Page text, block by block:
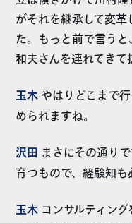
がそれを継承して変
た。もっと前で言う
和夫さんを連れてきて
玉木 やはりどこまで
められますね。
沢田 まさにその通り
育つもので、経験知も
玉木 コンサルティン